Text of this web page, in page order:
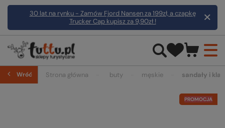
30 lat na rynku - Zamów Fjord Nansen za 199zł, a czapkę
Trucker Cap kupisz za 9,90zł !
Wróć Strona główna buty męskie sandały i
PROMOCJA